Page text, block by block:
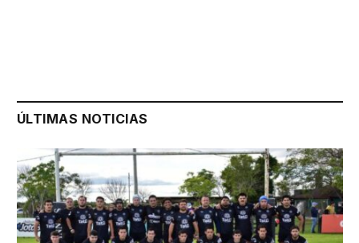
ÚLTIMAS NOTICIAS